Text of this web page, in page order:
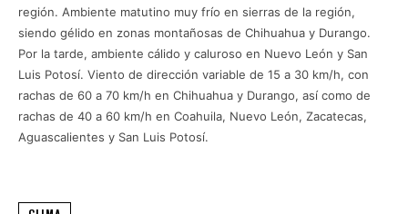
región. Ambiente matutino muy frío en sierras de la región,
siendo gélido en zonas montañosas de Chihuahua y Durango.
Por la tarde, ambiente cálido y caluroso en Nuevo León y San
Luis Potosí. Viento de dirección variable de 15 a 30 km/h, con
rachas de 60 a 70 km/h en Chihuahua y Durango, así como de
rachas de 40 a 60 km/h en Coahuila, Nuevo León, Zacatecas,
Aguascalientes y San Luis Potosí.